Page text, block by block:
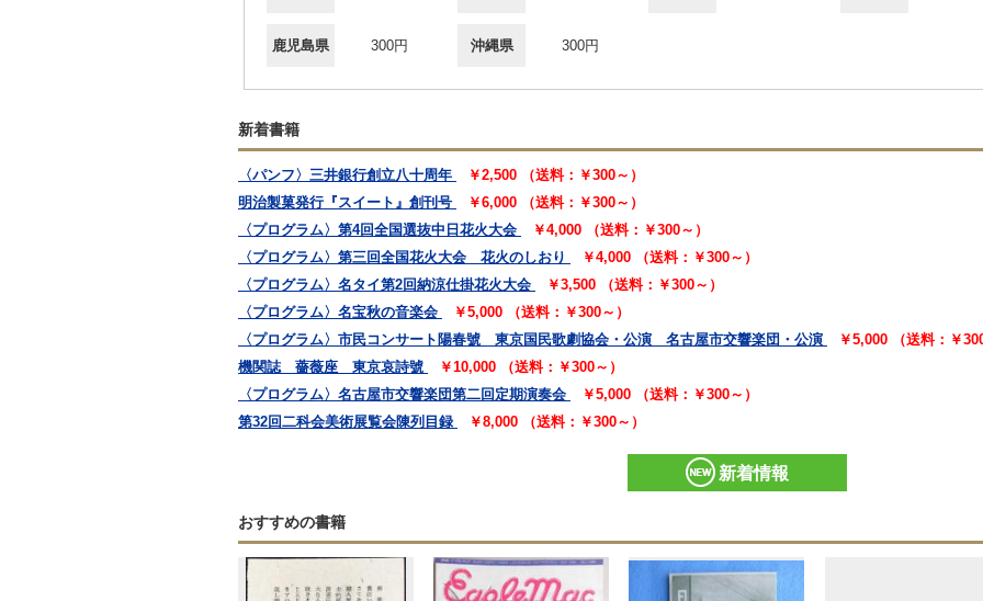
鹿児島県 300円 沖縄県 300円
新着書籍
〈パンフ〉三井銀行創立八十周年
￥2,500 （送料：￥300～）
明治製菓発行『スイート』創刊号
￥6,000 （送料：￥300～）
〈プログラム〉第4回全国選抜中日花火大会
￥4,000 （送料：￥300～）
〈プログラム〉第三回全国花火大会 花火のしおり
￥4,000 （送料：￥300～）
〈プログラム〉名タイ第2回納涼仕掛花火大会
￥3,500 （送料：￥300～）
〈プログラム〉名宝秋の音楽会
￥5,000 （送料：￥300～）
〈プログラム〉市民コンサート陽春號 東京国民歌劇協会・公演 名古屋市交響楽団・公演
￥5,000 （送料：￥
機関誌 薔薇座 東京哀詩號
￥10,000 （送料：￥300～）
〈プログラム〉名古屋市交響楽団第二回定期演奏会
￥5,000 （送料：￥300～）
第32回二科会美術展覧会陳列目録
￥8,000 （送料：￥300～）
新着情報
おすすめの書籍